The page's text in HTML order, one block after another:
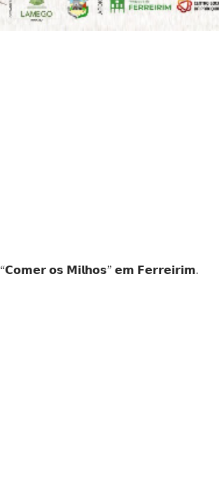
“𝗖𝗼𝗺𝗲𝗿 𝗼𝘀 𝗠𝗶𝗹𝗵𝗼𝘀” 𝗲𝗺 𝗙𝗲𝗿𝗿𝗲𝗶𝗿𝗶𝗺.